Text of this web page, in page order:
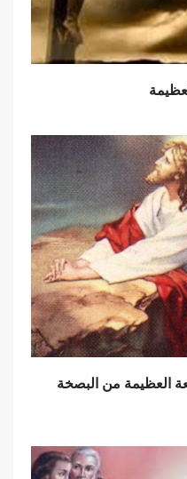
العظيمة من البصخة